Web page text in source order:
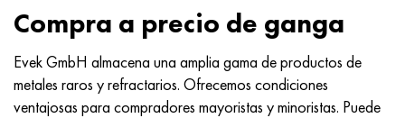
Compra a precio de ganga
Evek GmbH almacena una amplia gama de productos de
metales raros y refractarios. Ofrecemos condiciones
ventajosas para compradores mayoristas y minoristas. Puede